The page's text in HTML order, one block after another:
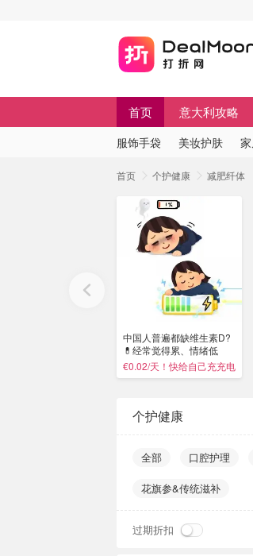
首页 意大利攻略
服饰手袋 美妆护肤
首页 个护健康 减肥纤体
中国人普遍都缺维生素D?
💊经常觉得累、情绪低
落、免疫力低
€0.02/天！快给自己充充电
个护健康
全部 口腔护理
花旗参&传统滋补
过期折扣